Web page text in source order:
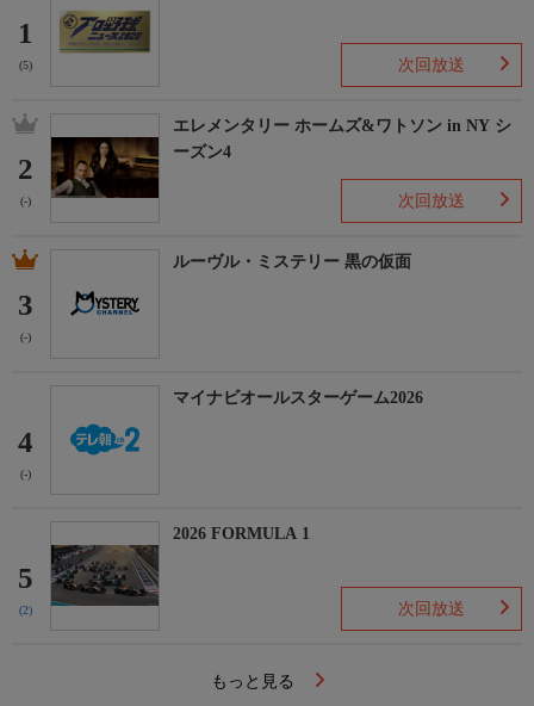
1
(5) 次回放送
2
(-)
エレメンタリー ホームズ&ワトソン in NY シ
ーズン4
次回放送
3
(-)
ルーヴル・ミステリー 黒の仮面
4
(-)
マイナビオールスターゲーム2026
5
(2)
2026 FORMULA 1
次回放送
もっと見る